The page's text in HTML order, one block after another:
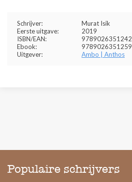
Schrijver:
Murat Isik
Eerste uitgave:
2019
ISBN/EAN:
9789026351242
Ebook:
9789026351259
Uitgever:
Ambo | Anthos
Populaire schrijvers